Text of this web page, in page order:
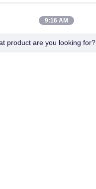
9:16 AM
product are you looking for?